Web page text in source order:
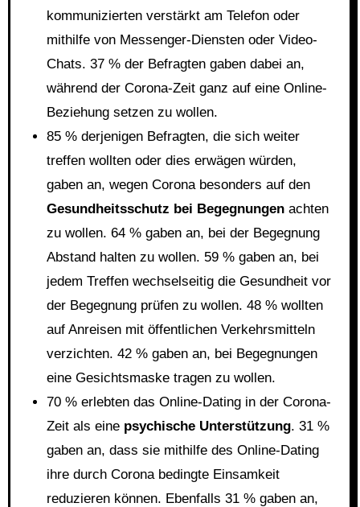
kommunizierten verstärkt am Telefon oder
mithilfe von Messenger-Diensten oder Video-
Chats. 37 % der Befragten gaben dabei an,
während der Corona-Zeit ganz auf eine Online-
Beziehung setzen zu wollen.
85 % derjenigen Befragten, die sich weiter
treffen wollten oder dies erwägen würden,
gaben an, wegen Corona besonders auf den
Gesundheitsschutz bei Begegnungen achten
zu wollen. 64 % gaben an, bei der Begegnung
Abstand halten zu wollen. 59 % gaben an, bei
jedem Treffen wechselseitig die Gesundheit vor
der Begegnung prüfen zu wollen. 48 % wollten
auf Anreisen mit öffentlichen Verkehrsmitteln
verzichten. 42 % gaben an, bei Begegnungen
eine Gesichtsmaske tragen zu wollen.
70 % erlebten das Online-Dating in der Corona-
Zeit als eine psychische Unterstützung. 31 %
gaben an, dass sie mithilfe des Online-Dating
ihre durch Corona bedingte Einsamkeit
reduzieren können. Ebenfalls 31 % gaben an,